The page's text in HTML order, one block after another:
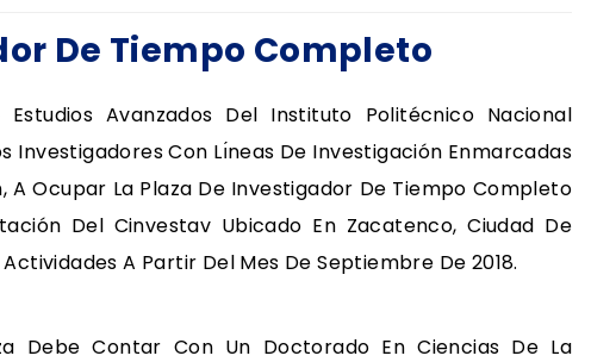
De Tiempo Completo
Avanzados Del Instituto Politécnico Nacional
Investigadores Con Lı́neas De Investigación Enmarcadas
A Ocupar La Plaza De Investigador De Tiempo Completo
Del Cinvestav Ubicado En Zacatenco, Ciudad De
A Partir Del Mes De Septiembre De 2018.
Debe Contar Con Un Doctorado En Ciencias De La